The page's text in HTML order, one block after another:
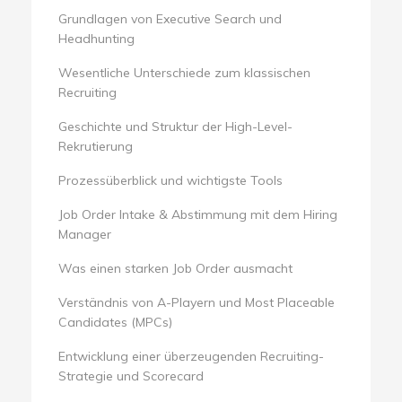
Grundlagen von Executive Search und
Headhunting
Wesentliche Unterschiede zum klassischen
Recruiting
Geschichte und Struktur der High-Level-
Rekrutierung
Prozessüberblick und wichtigste Tools
Job Order Intake & Abstimmung mit dem Hiring
Manager
Was einen starken Job Order ausmacht
Verständnis von A-Playern und Most Placeable
Candidates (MPCs)
Entwicklung einer überzeugenden Recruiting-
Strategie und Scorecard